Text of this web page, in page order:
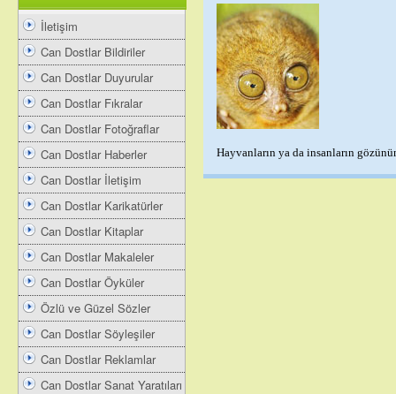
İletişim
Can Dostlar Bildiriler
Can Dostlar Duyurular
Can Dostlar Fıkralar
Can Dostlar Fotoğraflar
Can Dostlar Haberler
Can Dostlar İletişim
Can Dostlar Karikatürler
Can Dostlar Kitaplar
Can Dostlar Makaleler
Can Dostlar Öyküler
Özlü ve Güzel Sözler
Can Dostlar Söyleşiler
Can Dostlar Reklamlar
Can Dostlar Sanat Yaratıları
Hayvanların ya da insanların